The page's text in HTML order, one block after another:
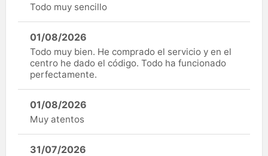
Todo muy sencillo
01/08/2026
Todo muy bien. He comprado el servicio y en el
centro he dado el código. Todo ha funcionado
perfectamente.
01/08/2026
Muy atentos
31/07/2026